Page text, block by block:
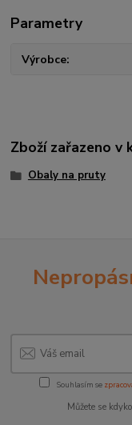
Parametry
Výrobce
Zboží zařazeno v
Obaly na pruty
Souhlasím se
Můžete se